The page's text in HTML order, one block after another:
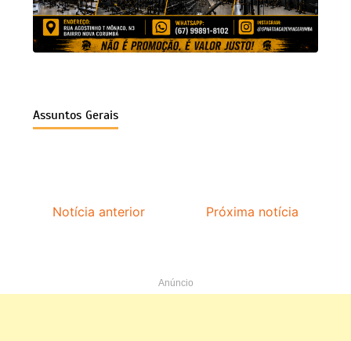
Assuntos Gerais
Notícia anterior Próxima notícia
Anúncio